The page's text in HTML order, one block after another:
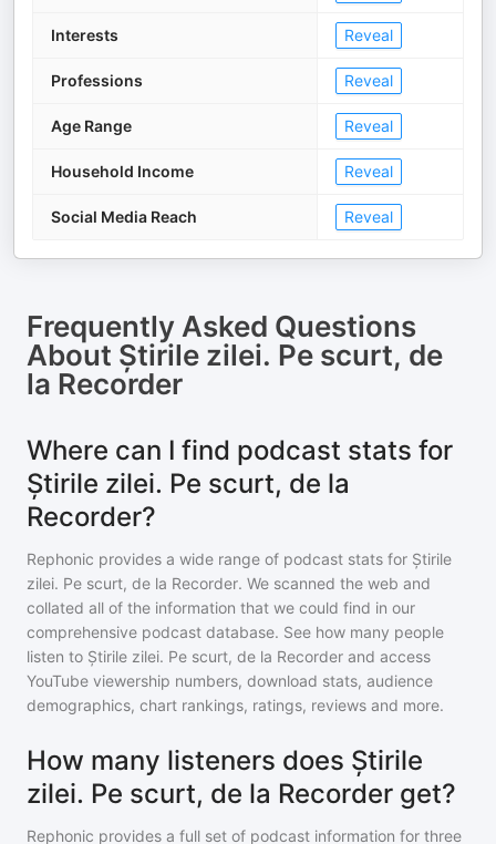
Interests Reveal
Professions Reveal
Age Range Reveal
Household Income Reveal
Social Media Reach Reveal
Frequently Asked Questions
About Știrile zilei. Pe scurt, de
la Recorder
Where can I find podcast stats for
Știrile zilei. Pe scurt, de la
Recorder?
Rephonic provides a wide range of podcast stats for Știrile
zilei. Pe scurt, de la Recorder. We scanned the web and
collated all of the information that we could find in our
comprehensive podcast database. See how many people
listen to Știrile zilei. Pe scurt, de la Recorder and access
YouTube viewership numbers, download stats, audience
demographics, chart rankings, ratings, reviews and more.
How many listeners does Știrile
zilei. Pe scurt, de la Recorder get?
Rephonic provides a full set of podcast information for three